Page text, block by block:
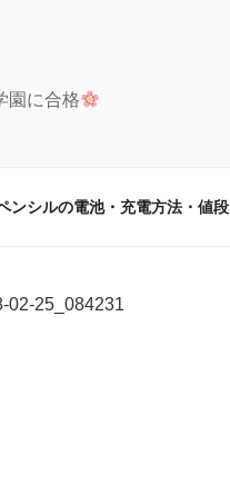
園に合格
ンシルの電池・充電方法・値段
02-25_084231